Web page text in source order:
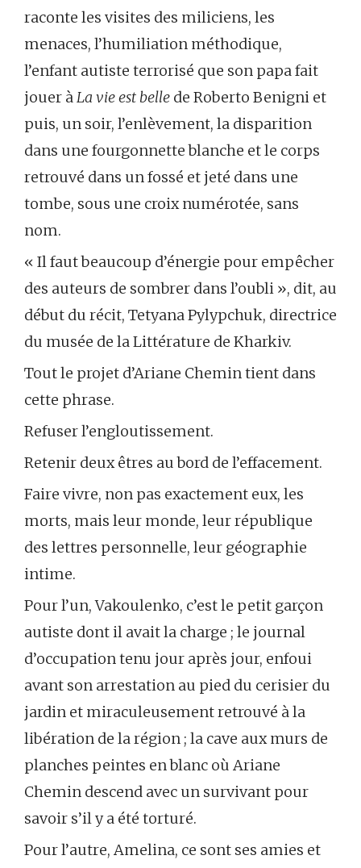
raconte les visites des miliciens, les
menaces, l’humiliation méthodique,
l’enfant autiste terrorisé que son papa fait
jouer àLa vie est belle de Roberto Benigni et
puis, un soir, l’enlèvement, la disparition
dans une fourgonnette blanche et le corps
retrouvé dans un fossé et jeté dans une
tombe, sous une croix numérotée, sans
nom.
« Il faut beaucoup d’énergie pour empêcher
des auteurs de sombrer dans l’oubli », dit, au
début du récit, Tetyana Pylypchuk, directrice
du musée de la Littérature de Kharkiv.
Tout le projet d’Ariane Chemin tient dans
cette phrase.
Refuser l’engloutissement.
Retenir deux êtres au bord de l’effacement.
Faire vivre, non pas exactement eux, les
morts, mais leur monde, leur république
des lettres personnelle, leur géographie
intime.
Pour l’un, Vakoulenko, c’est le petit garçon
autiste dont il avait la charge ; le journal
d’occupation tenu jour après jour, enfoui
avant son arrestation au pied du cerisier du
jardin et miraculeusement retrouvé à la
libération de la région ; la cave aux murs de
planches peintes en blanc où Ariane
Chemin descend avec un survivant pour
savoir s’il y a été torturé.
Pour l’autre, Amelina, ce sont ses amies et